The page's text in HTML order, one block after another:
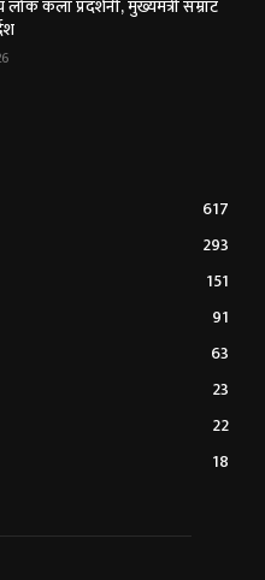
लोक कला प्रदर्शनी, मुख्यमंत्री सम्राट
617
293
151
91
63
23
22
18